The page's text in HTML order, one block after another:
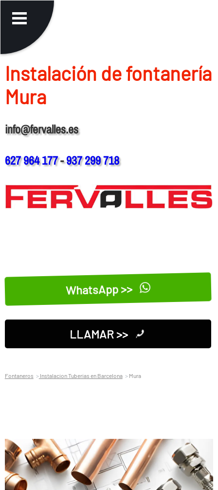
Instalación de fontanerí­a
Mura
info@fervalles.es
627 964 177-937 299 718
WhatsApp >>
LLAMAR >>
Fontaneros Instalacion Tuberias en Barcelona Mura